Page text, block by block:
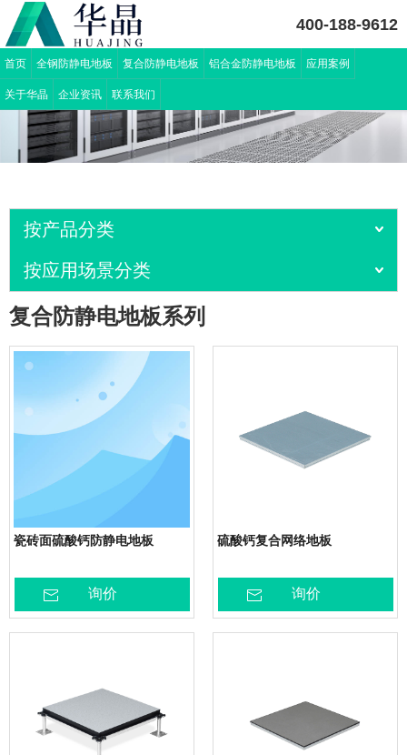
400-188-9612
首页 全钢防静电地板 复合防静电地板 铝合金防静电地板 应用案例
关于华晶 企业资讯 联系我们
按产品分类
按应用场景分类
复合防静电地板系列
瓷砖面硫酸钙防静电地板
询价
硫酸钙复合网络地板
询价